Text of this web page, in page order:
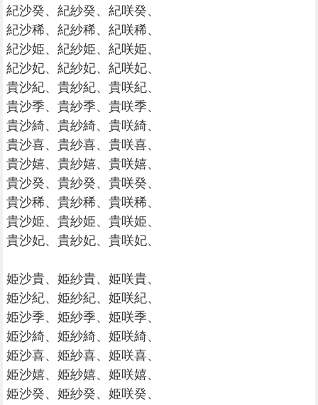
紀沙癸、紀紗癸、紀咲癸、
紀沙稀、紀紗稀、紀咲稀、
紀沙姫、紀紗姫、紀咲姫、
紀沙妃、紀紗妃、紀咲妃、
貴沙紀、貴紗紀、貴咲紀、
貴沙季、貴紗季、貴咲季、
貴沙綺、貴紗綺、貴咲綺、
貴沙喜、貴紗喜、貴咲喜、
貴沙嬉、貴紗嬉、貴咲嬉、
貴沙癸、貴紗癸、貴咲癸、
貴沙稀、貴紗稀、貴咲稀、
貴沙姫、貴紗姫、貴咲姫、
貴沙妃、貴紗妃、貴咲妃、
姫沙貴、姫紗貴、姫咲貴、
姫沙紀、姫紗紀、姫咲紀、
姫沙季、姫紗季、姫咲季、
姫沙綺、姫紗綺、姫咲綺、
姫沙喜、姫紗喜、姫咲喜、
姫沙嬉、姫紗嬉、姫咲嬉、
姫沙癸、姫紗癸、姫咲癸、